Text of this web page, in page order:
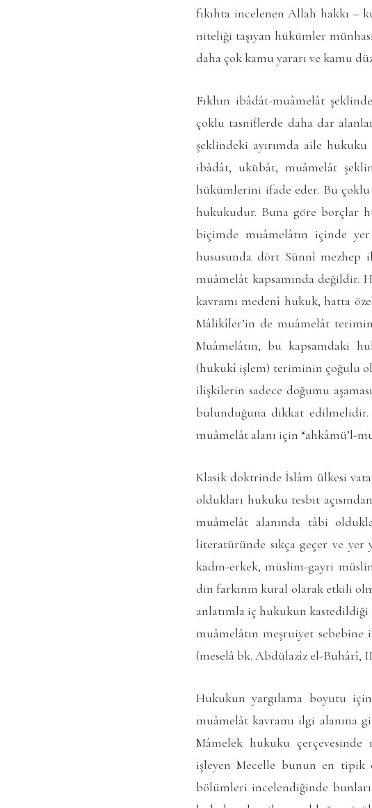
fıkıhta incelenen Allah hakkı –
niteliği taşıyan hükümler
daha çok kamu yararı ve kamu
Fıkhın ibâdât-muâmelât
çoklu tasniflerde daha dar
şeklindeki ayırımda aile
ibâdât, ukūbât, muâmelât
hükümlerini ifade eder. Bu çoklu
hukukudur. Buna göre borçlar
biçimde muâmelâtın içinde
hususunda dört Sünnî mezhep
muâmelât kapsamında değildir.
kavramı medenî hukuk, hatta
Mâlikîler’in de muâmelât
Muâmelâtın, bu kapsamdaki
(hukukî işlem) teriminin çoğulu
ilişkilerin sadece doğumu
bulunduğuna dikkat edilmelidir.
muâmelât alanı için “ahkâmü’l-
Klasik doktrinde İslâm ülkesi
oldukları hukuku tesbit
muâmelât alanında tâbi
literatüründe sıkça geçer ve
kadın-erkek, müslim-gayri
din farkının kural olarak etkili
anlatımla iç hukukun kastedildiği
muâmelâtın meşruiyet sebebine
(meselâ bk. Abdülazîz el-Buhârî,
Hukukun yargılama boyutu için
muâmelât kavramı ilgi alanına
Mâmelek hukuku
işleyenMecelle bunun en tipik
bölümleri incelendiğinde